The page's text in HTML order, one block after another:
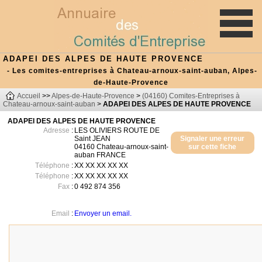
ADAPEI DES ALPES DE HAUTE PROVENCE
- Les comites-entreprises à Chateau-arnoux-saint-auban, Alpes-
de-Haute-Provence
Accueil >>Alpes-de-Haute-Provence > (04160) Comites-Entreprises à
Chateau-arnoux-saint-auban > ADAPEI DES ALPES DE HAUTE PROVENCE
ADAPEI DES ALPES DE HAUTE PROVENCE
Signaler une erreur
sur cette fiche
Adresse : LES OLIVIERS ROUTE DE
Saint JEAN
04160 Chateau-arnoux-saint-
auban FRANCE
Téléphone :XX XX XX XX XX
Téléphone :XX XX XX XX XX
Fax :0 492 874 356
Email : Envoyer un email.